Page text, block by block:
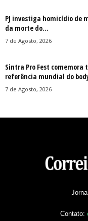
PJ investiga homicídio de
da morte do...
7 de Agosto, 2026
Sintra Pro Fest comemora
referência mundial do
7 de Agosto, 2026
Contato: